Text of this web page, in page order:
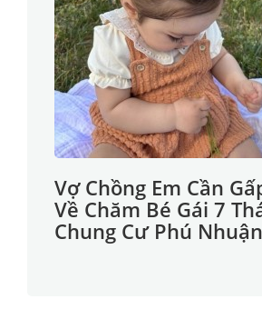
Vợ Chồng Em Cần
Về Chăm Bé Gái 7
Chung Cư Phú Nhuận